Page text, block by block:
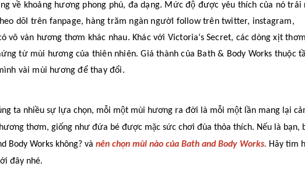
về khoảng hương phong phú, đa dạng. Mức độ được yêu thích của nó trải
dõI trên fanpage, hàng trăm ngàn ngườI follow trên twitter, instagram,
vô vàn hương thơm khác nhau. Khác với Victoria’s Secret, các dòng xịt
từ mùi hương của thiên nhiên. Giá thành của Bath & Body Works thuộc
vài mùi hương để thay đổi.
ta nhiều sự lựa chọn, mỗi một mùi hương ra đời là mỗi một lần mang lại
thơm, giống như đứa bé được mặc sức chơi đùa thỏa thích. Nếu là bạn,
Body Works không? và nên chọn mùi nào của Bath and Body Works. Hãy tìm
đây nhé.